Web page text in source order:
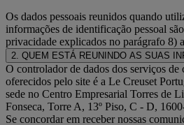
Os dados pessoais reunidos quando
informações de identificação pessoal
privacidade explicados no parágrafo 8)
2. QUEM ESTÁ REUNINDO AS SUAS
O controlador de dados dos serviços
oferecidos pelo site é a Le Creuset
sede no Centro Empresarial Torres de
Fonseca, Torre A, 13º Piso, C - D,
Se concordar em receber nossas